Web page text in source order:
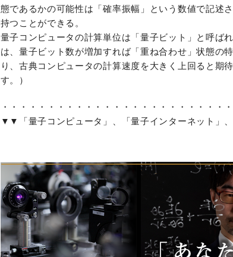
態であるかの可能性は「確率振幅」という数値で記述
持つことができる。
量子コンピュータの計算単位は「量子ビット」と呼ば
は、量子ビット数が増加すれば「重ね合わせ」状態の
り、古典コンピュータの計算速度を大きく上回ると期
す。）
・・・・・・・・・・・・・・・・・・・・・・・・
▼▼「量子コンピュータ」、「量子インターネット」